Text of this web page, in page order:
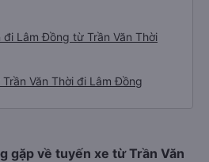
Lâm Đồng từ Trần Văn Thời
Văn Thời đi Lâm Đồng
gặp về tuyến xe từ Trần Văn